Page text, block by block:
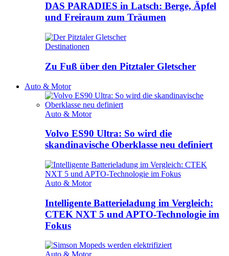
DAS PARADIES in Latsch: Berge, Äpfel
und Freiraum zum Träumen
Destinationen
Zu Fuß über den Pitztaler Gletscher
Auto & Motor
Auto & Motor
Volvo ES90 Ultra: So wird die
skandinavische Oberklasse neu definiert
Auto & Motor
Intelligente Batterieladung im Vergleich:
CTEK NXT 5 und APTO-Technologie im
Fokus